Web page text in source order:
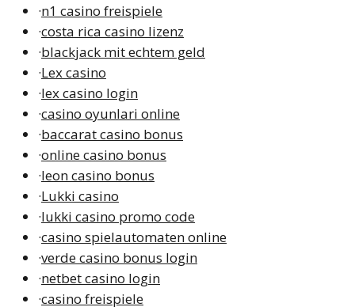
·n1 casino freispiele
·costa rica casino lizenz
·blackjack mit echtem geld
·Lex casino
·lex casino login
·casino oyunlari online
·baccarat casino bonus
·online casino bonus
·leon casino bonus
·Lukki casino
·lukki casino promo code
·casino spielautomaten online
·verde casino bonus login
·netbet casino login
·casino freispiele